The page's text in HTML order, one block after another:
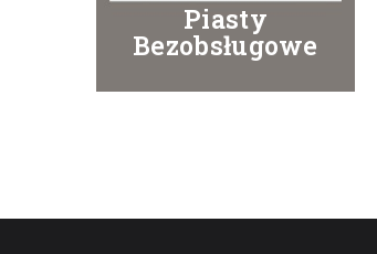
Piasty
Bezobsługowe